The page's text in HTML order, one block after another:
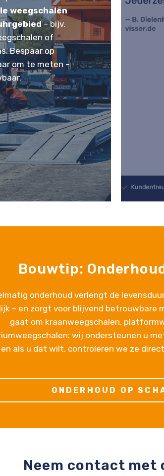
weegschalen
– bijv.
of
Bespaar op
om te meten –
Bouwtip:
onderhoud verlengt de
– en zorgt voor blijvend betrouwbare
gaat om kraanweegschalen,
wij ondersteunen u
en als u dat wilt, controleren we ze
ONDERHOUD OP
Neem contact met